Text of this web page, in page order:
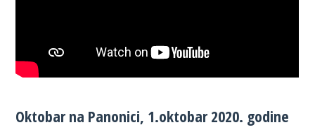
Oktobar na Panonici, 1.oktobar 2020. godine